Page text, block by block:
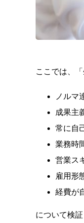
ここでは、
ノルマ
成果主
常に自
業務時
営業ス
雇用形
経費が
について検証